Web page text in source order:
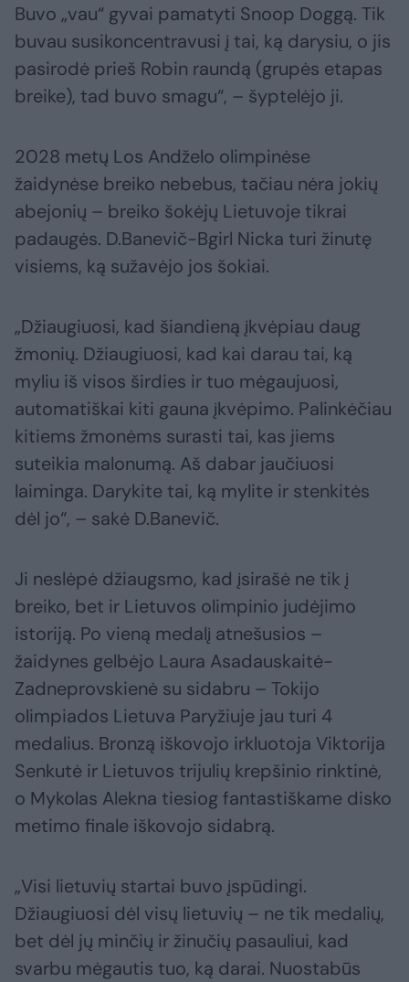
Buvo „vau“ gyvai pamatyti Snoop Doggą. Tik
buvau susikoncentravusi į tai, ką darysiu, o jis
pasirodė prieš Robin raundą (grupės etapas
breike), tad buvo smagu“, – šyptelėjo ji.
2028 metų Los Andželo olimpinėse
žaidynėse breiko nebebus, tačiau nėra jokių
abejonių – breiko šokėjų Lietuvoje tikrai
padaugės. D.Banevič-Bgirl Nicka turi žinutę
visiems, ką sužavėjo jos šokiai.
„Džiaugiuosi, kad šiandieną įkvėpiau daug
žmonių. Džiaugiuosi, kad kai darau tai, ką
myliu iš visos širdies ir tuo mėgaujuosi,
automatiškai kiti gauna įkvėpimo. Palinkėčiau
kitiems žmonėms surasti tai, kas jiems
suteikia malonumą. Aš dabar jaučiuosi
laiminga. Darykite tai, ką mylite ir stenkitės
dėl jo“, – sakė D.Banevič.
Ji neslėpė džiaugsmo, kad įsirašė ne tik į
breiko, bet ir Lietuvos olimpinio judėjimo
istoriją. Po vieną medalį atnešusios –
žaidynes gelbėjo Laura Asadauskaitė-
Zadneprovskienė su sidabru – Tokijo
olimpiados Lietuva Paryžiuje jau turi 4
medalius. Bronzą iškovojo irkluotoja Viktorija
Senkutė ir Lietuvos trijulių krepšinio rinktinė,
o Mykolas Alekna tiesiog fantastiškame disko
metimo finale iškovojo sidabrą.
„Visi lietuvių startai buvo įspūdingi.
Džiaugiuosi dėl visų lietuvių – ne tik medalių,
bet dėl jų minčių ir žinučių pasauliui, kad
svarbu mėgautis tuo, ką darai. Nuostabūs